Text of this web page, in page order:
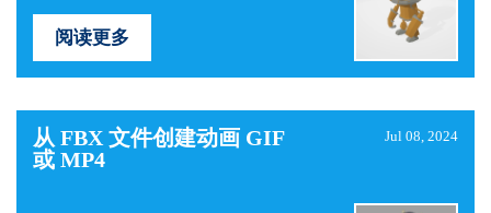
阅读更多
从 FBX 文件创建动画 GIF
或 MP4
Jul 08, 2024